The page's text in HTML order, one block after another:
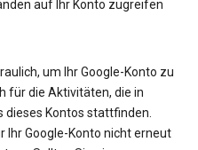
auf Ihr Konto zugreifen
um Ihr Google-Konto zu
für die Aktivitäten, die in
dieses Kontos stattfinden.
Ihr Google-Konto nicht erneut